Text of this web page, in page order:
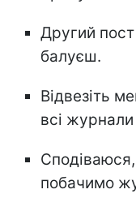
Другий
балуєш.
Відвезіть
всі
побачимо